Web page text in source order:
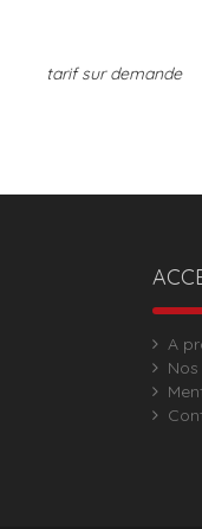
tarif sur demande
A
Nos